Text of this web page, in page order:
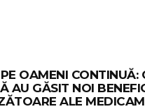
OAMENI CONTINUĂ:
AU GĂSIT NOI
ALE